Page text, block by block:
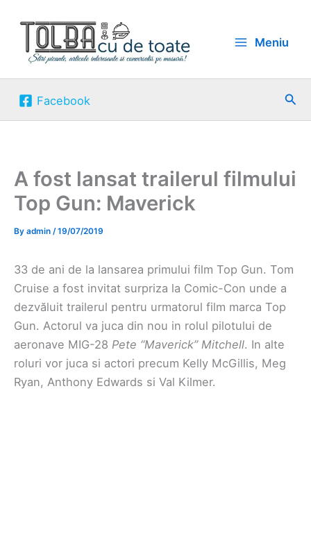
content
Meniu
Facebook
A fost lansat trailerul filmului
Top Gun: Maverick
By admin /19/07/2019
33 de ani de la lansarea primului film Top Gun. Tom
Cruise a fost invitat surpriza la Comic-Con unde a
dezvăluit trailerul pentru urmatorul film marca Top
Gun. Actorul va juca din nou in rolul pilotului de
aeronave MIG-28 Pete “Maverick” Mitchell. In alte
roluri vor juca si actori precum Kelly McGillis, Meg
Ryan, Anthony Edwards si Val Kilmer.